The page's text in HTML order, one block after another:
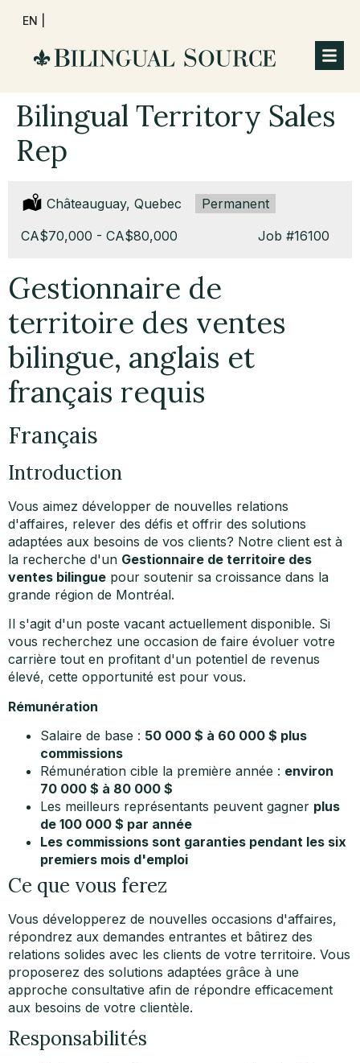
EN |
Bilingual Territory Sales
Rep
Location:
Châteauguay, Quebec Type:
Permanent
Job #16100
Salary:
CA$70,000 - CA$80,000
Gestionnaire de
territoire des ventes
bilingue, anglais et
français requis
Français
Introduction
Vous aimez développer de nouvelles relations
d'affaires, relever des défis et offrir des solutions
adaptées aux besoins de vos clients? Notre client est à
la recherche d'un Gestionnaire de territoire des
ventes bilingue pour soutenir sa croissance dans la
grande région de Montréal.
Il s'agit d'un poste vacant actuellement disponible. Si
vous recherchez une occasion de faire évoluer votre
carrière tout en profitant d'un potentiel de revenus
élevé, cette opportunité est pour vous.
Rémunération
Salaire de base : 50 000 $ à 60 000 $ plus
commissions
Rémunération cible la première année : environ
70 000 $ à 80 000 $
Les meilleurs représentants peuvent gagner plus
de 100 000 $ par année
Les commissions sont garanties pendant les six
premiers mois d'emploi
Ce que vous ferez
Vous développerez de nouvelles occasions d'affaires,
répondrez aux demandes entrantes et bâtirez des
relations solides avec les clients de votre territoire. Vous
proposerez des solutions adaptées grâce à une
approche consultative afin de répondre efficacement
aux besoins de votre clientèle.
Responsabilités